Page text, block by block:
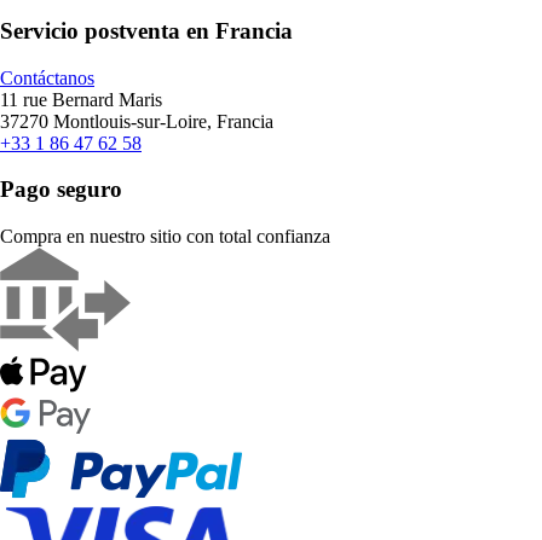
Servicio postventa en Francia
Contáctanos
11 rue Bernard Maris
37270 Montlouis-sur-Loire, Francia
+33 1 86 47 62 58
Pago seguro
Compra en nuestro sitio con total confianza